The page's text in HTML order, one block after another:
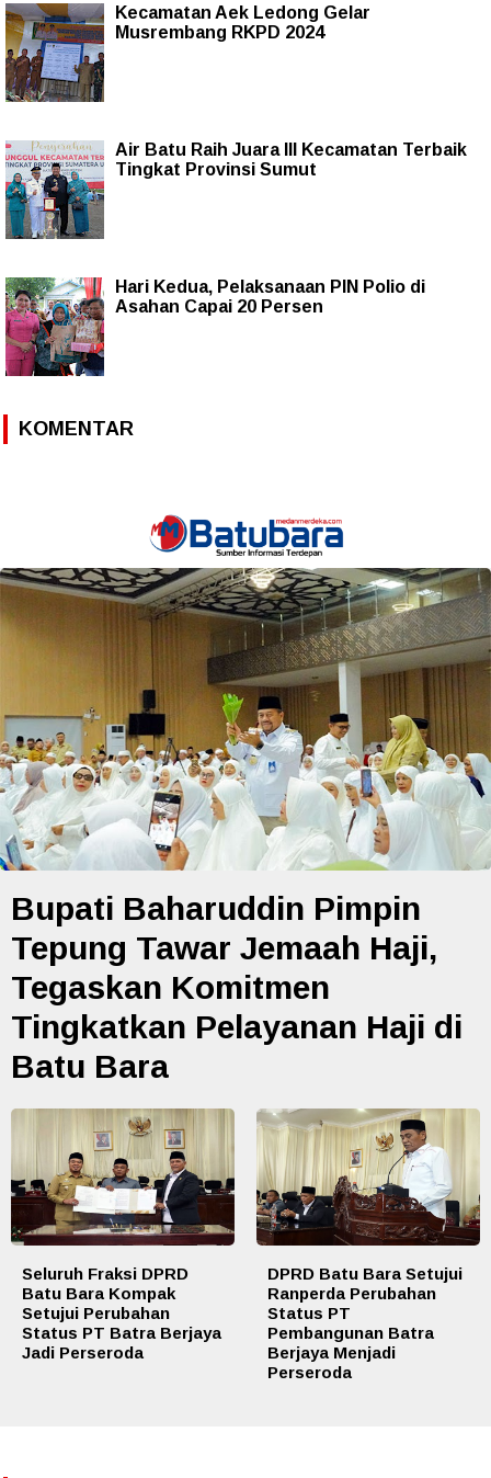
Kecamatan Aek Ledong Gelar
Musrembang RKPD 2024
Air Batu Raih Juara III Kecamatan Terbaik
Tingkat Provinsi Sumut
Hari Kedua, Pelaksanaan PIN Polio di
Asahan Capai 20 Persen
KOMENTAR
Bupati Baharuddin Pimpin
Tepung Tawar Jemaah Haji,
Tegaskan Komitmen
Tingkatkan Pelayanan Haji di
Batu Bara
Seluruh Fraksi DPRD
Batu Bara Kompak
Setujui Perubahan
Status PT Batra Berjaya
Jadi Perseroda
DPRD Batu Bara Setujui
Ranperda Perubahan
Status PT
Pembangunan Batra
Berjaya Menjadi
Perseroda